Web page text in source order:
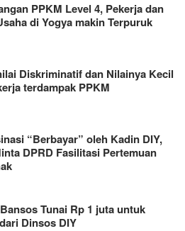
PPKM Level 4, Pekerja dan
di Yogya makin Terpuruk
Diskriminatif dan Nilainya Kecil
terdampak PPKM
“Berbayar” oleh Kadin DIY,
DPRD Fasilitasi Pertemuan
Tunai Rp 1 juta untuk
Dinsos DIY